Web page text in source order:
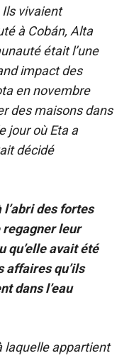
Ils vivaient
à Cobán, Alta
était l’une
impact des
en novembre
des maisons dans
jour où Eta a
décidé
l’abri des fortes
regagner leur
qu’elle avait été
affaires qu’ils
dans l’eau
laquelle appartient